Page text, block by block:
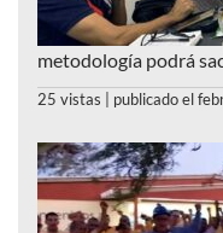
metodología podrá
25 vistas publicado el